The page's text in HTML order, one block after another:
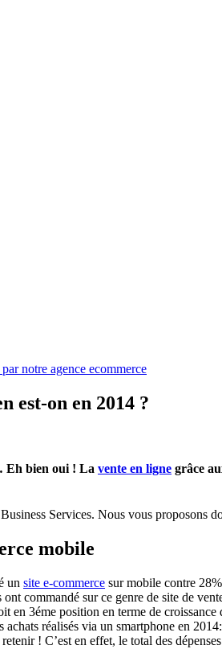
notre agence ecommerce
est-on en 2014 ?
Eh bien oui ! La vente en ligne grâce
Services. Nous vous proposons
mobile
un site e-commerce sur mobile contre
commandé sur ce genre de site de
en 3éme position en terme de croissance
achats réalisés via un smartphone en
! C’est en effet, le total des